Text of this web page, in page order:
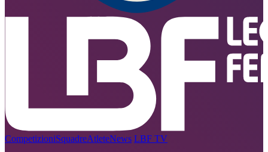
CompetizioniSquadreAtleteNews LBF TV